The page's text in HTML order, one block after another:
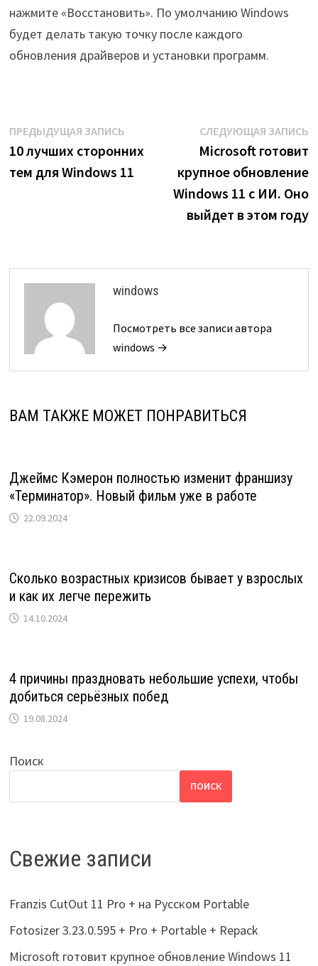
нажмите «Восстановить». По умолчанию Windows
будет делать такую точку после каждого
обновления драйверов и установки программ.
Навигация
по
записям
ПРЕДЫДУЩАЯ ЗАПИСЬПредыдущая
запись:
10 лучших сторонних
тем для Windows 11
СЛЕДУЮЩАЯ ЗАПИСЬ
Microsoft готовит
крупное обновление
Windows 11 с ИИ. Оно
выйдет в этом году
windows
Посмотреть все записи автора
windows →
ВАМ ТАКЖЕ МОЖЕТ ПОНРАВИТЬСЯ
Джеймс Кэмерон полностью изменит франшизу
«Терминатор». Новый фильм уже в работе
22.09.2024
Сколько возрастных кризисов бывает у взрослых
и как их легче пережить
14.10.2024
4 причины праздновать небольшие успехи, чтобы
добиться серьёзных побед
19.08.2024
Поиск
ПОИСК
Свежие записи
Franzis CutOut 11 Pro + на Русском Portable
Fotosizer 3.23.0.595 + Pro + Portable + Repack
Microsoft готовит крупное обновление Windows 11